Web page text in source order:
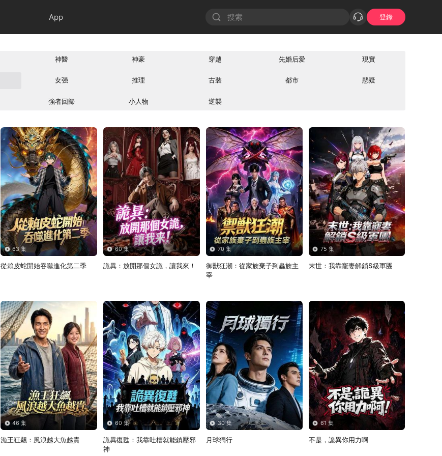
App 登錄
神醫 神豪 穿越 先婚后爱 現實
女强 推理 古裝 都市 懸疑
強者回歸 小人物 逆襲
63 集
從賴皮蛇開始吞噬進化第二季
60 集
詭異：放開那個女詭，讓我來！
70 集
御獸狂潮：從家族棄子到蟲族主
宰
75 集
末世：我靠寵妻解鎖S級軍團
46 集
漁王狂飆：風浪越大魚越貴
60 集
詭異復甦：我靠吐槽就能鎮壓邪
神
30 集
月球獨行
61 集
不是，詭異你用力啊